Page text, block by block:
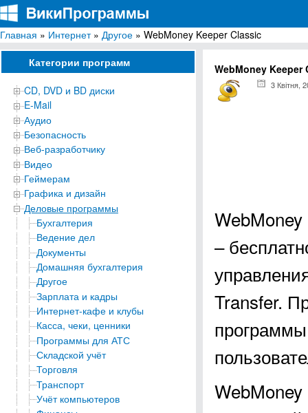
ВикиПрограммы
Энциклопедия бесплатных компьютерных программ для Windows
Главная » Интернет» Другое » WebMoney Keeper Classic
Категории программ
CD, DVD и BD диски
E-Mail
Аудио
Безопасность
Веб-разработчику
Видео
Геймерам
Графика и дизайн
Деловые программы
Бухгалтерия
Ведение дел
Документы
Домашняя бухгалтерия
Другое
Зарплата и кадры
Интернет-кафе и клубы
Касса, чеки, ценники
Программы для АТС
Складской учёт
Торговля
Транспорт
Учёт компьютеров
WebMoney Keeper
3 Квітня,
–
Transfer.